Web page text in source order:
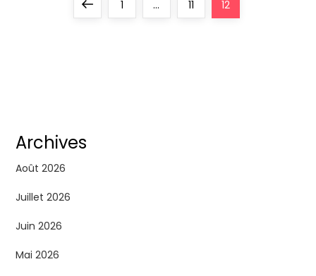
n
a
t
i
PreviousPage
1 … Page
11 Page
12
Archives
Août 2026
Juillet 2026
Juin 2026
Mai 2026